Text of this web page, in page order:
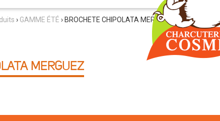
› GAMME ÉTÉ › BROCHETE CHIPOLATA MERGUEZ
MERGUEZ